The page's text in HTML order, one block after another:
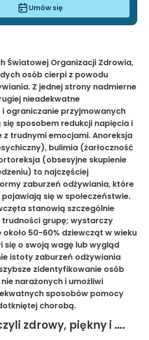
Umów się
Światowej Organizacji Zdrowia,
osób cierpi z powodu
Z jednej strony nadmierne
nieadekwatne
ograniczanie przyjmowanych
się sposobem redukcji napięcia i
z trudnymi emocjami. Anoreksja
bulimia (żarłoczność
(obsesyjne skupienie
to najczęściej
zaburzeń odżywiania, które
się w społeczeństwie.
stanowią szczególnie
grupę; wystarczy
około 50-60% dziewcząt w wieku
się o swoją wagę lub wygląd
istoty zaburzeń odżywiania
zidentyfikowanie osób
narażonych i umożliwi
sposobów pomocy
chorobą.
zdrowy, piękny i ….